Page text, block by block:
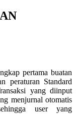
pertama buatan
peraturan Standard
yang diinput
menjurnal otomatis
user yang